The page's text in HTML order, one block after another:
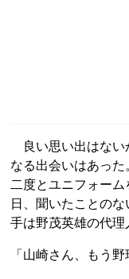
良い思い出はない
なる出会いはあっ
二度とユニフォー
日、聞いたことの
手は野茂英雄の代理
「山崎さん、もう